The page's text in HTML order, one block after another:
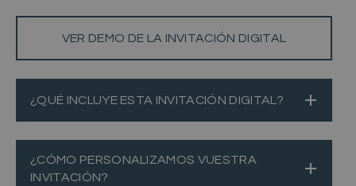
VER DEMO DE LA INVITACIÓN DIGITAL
¿QUÉ INCLUYE ESTA INVITACIÓN DIGITAL?
¿CÓMO PERSONALIZAMOS VUESTRA
INVITACIÓN?